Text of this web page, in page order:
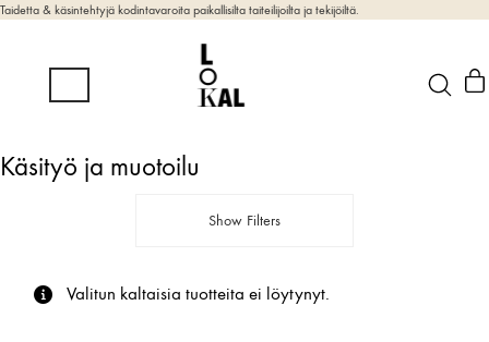
Taidetta & käsintehtyjä kodintavaroita paikallisilta taiteilijoilta ja tekijöiltä.
Käsityö ja muotoilu
Show Filters
Valitun kaltaisia tuotteita ei löytynyt.